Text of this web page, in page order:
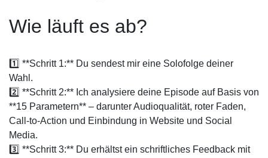
Wie läuft es ab?
1️⃣ **Schritt 1:** Du sendest mir eine Solofolge deiner
Wahl.
2️⃣ **Schritt 2:** Ich analysiere deine Episode auf Basis von
**15 Parametern** – darunter Audioqualität, roter Faden,
Call-to-Action und Einbindung in Website und Social
Media.
3️⃣ **Schritt 3:** Du erhältst ein schriftliches Feedback mit